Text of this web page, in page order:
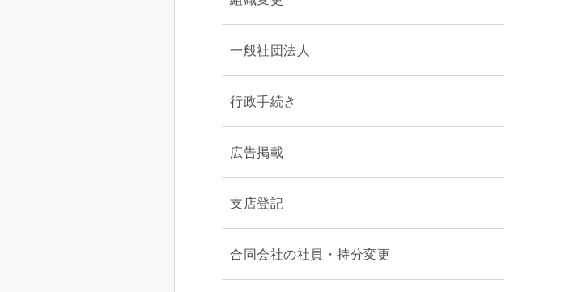
一般社団法人
行政手続き
広告掲載
支店登記
合同会社の社員・持分変更